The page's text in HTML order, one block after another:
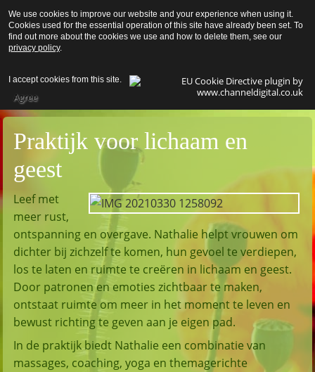
Pereg
Praktijk voor lichaam en
geest
Leef met
meer rust,
ontspanning en overgave. Nathalie helpt vrouwen om
dichter bij zichzelf te komen, hun gevoel te verdiepen,
los te laten en ruimte te creëren in lichaam en geest.
Door patronen en emoties zichtbaar te maken,
ontstaat ruimte om meer in het moment te leven en
bewust richting te geven aan je eigen pad.
In de praktijk biedt Nathalie een combinatie van
massages, coaching, yoga en themagerichte
We use cookies to improve our website and your experience when using it.
Cookies used for the essential operation of this site have already been set. To
find out more about the cookies we use and how to delete them, see our
privacy policy.
I accept cookies from this site.
Agree